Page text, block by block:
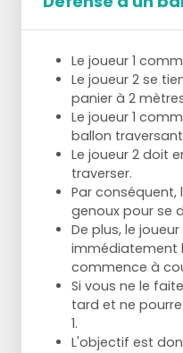
libérer plus
L'objectif est
afin que chaque
Le joueur 1
Le joueur 2 se
panier à 2
Le joueur 1
ballon
Le joueur 2 doit
traverser.
Par conséquent,
genoux pour se
De plus, le
immédiatement
commence à
Si vous ne le
tard et ne
1.
L'objectif est